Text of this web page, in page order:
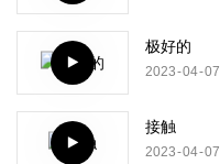
极好的
2023 04 07
接触
2023 04 07